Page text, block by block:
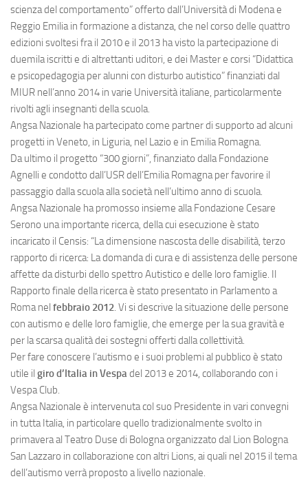
scienza del comportamento” offerto dall’Università di Modena e
Reggio Emilia in formazione a distanza, che nel corso delle quattro
edizioni svoltesi fra il 2010 e il 2013 ha visto la partecipazione di
duemila iscritti e di altrettanti uditori, e dei Master e corsi “Didattica
e psicopedagogia per alunni con disturbo autistico” finanziati dal
MIUR nell’anno 2014 in varie Università italiane, particolarmente
rivolti agli insegnanti della scuola.
Angsa Nazionale ha partecipato come partner di supporto ad alcuni
progetti in Veneto, in Liguria, nel Lazio e in Emilia Romagna.
Da ultimo il progetto “300 giorni”, finanziato dalla Fondazione
Agnelli e condotto dall’USR dell’Emilia Romagna per favorire il
passaggio dalla scuola alla società nell’ultimo anno di scuola.
Angsa Nazionale ha promosso insieme alla Fondazione Cesare
Serono una importante ricerca, della cui esecuzione è stato
incaricato il Censis: “La dimensione nascosta delle disabilità, terzo
rapporto di ricerca: La domanda di cura e di assistenza delle persone
affette da disturbi dello spettro Autistico e delle loro famiglie. Il
Rapporto finale della ricerca è stato presentato in Parlamento a
Roma nel febbraio 2012. Vi si descrive la situazione delle persone
con autismo e delle loro famiglie, che emerge per la sua gravità e
per la scarsa qualità dei sostegni offerti dalla collettività.
Per fare conoscere l’autismo e i suoi problemi al pubblico è stato
utile il giro d’Italia in Vespadel 2013 e 2014, collaborando con i
Vespa Club.
Angsa Nazionale è intervenuta col suo Presidente in vari convegni
in tutta Italia, in particolare quello tradizionalmente svolto in
primavera al Teatro Duse di Bologna organizzato dal Lion Bologna
San Lazzaro in collaborazione con altri Lions, ai quali nel 2015 il tema
dell’autismo verrà proposto a livello nazionale.